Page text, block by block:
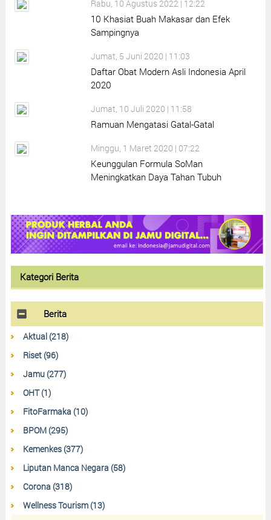
Rabu, 10 Agustus 2022 | 12:22
10 Khasiat Buah Makasar dan Efek
Sampingnya
Jumat, 5 Juni 2020 | 11:03
Daftar Obat Modern Asli Indonesia April
2020
Jumat, 10 Juli 2020 | 11:58
Ramuan Mengatasi Gatal-Gatal
Minggu, 1 Maret 2020 | 07:22
Keunggulan Formula SoMan
Meningkatkan Daya Tahan Tubuh
Kategori Berita
Berita
Aktual (218)
Riset (96)
Jamu (277)
OHT (1)
FitoFarmaka (10)
BPOM (295)
Kemenkes (377)
Liputan Manca Negara (58)
Corona (318)
Wellness Tourism (13)